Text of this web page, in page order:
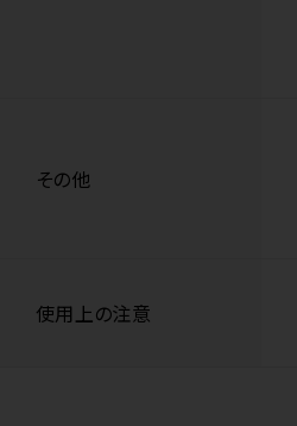
その他
使用上の注意